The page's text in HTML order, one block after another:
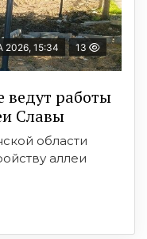
2026, 15:34 13
ведут работы
Славы
области
аллеи